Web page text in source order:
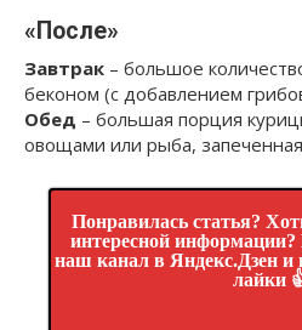
«После»
Завтрак – большое
беконом (с добавлением
Обед – большая порция
овощами или рыба, запеченная
Понравилась статья?
интересной
наш канал в Яндекс.Дзен и
лайки